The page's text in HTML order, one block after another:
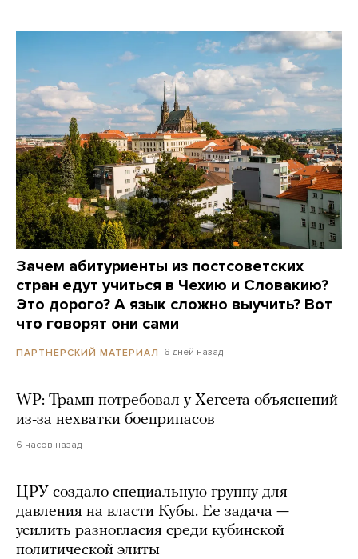
Зачем абитуриенты из постсоветских
стран едут учиться в Чехию и Словакию?
Это дорого? А язык сложно выучить? Вот
что говорят они сами
ПАРТНЕРСКИЙ МАТЕРИАЛ 6 дней назад
WP: Трамп потребовал у Хегсета объяснений
из-за нехватки боеприпасов
6 часов назад
ЦРУ создало специальную группу для
давления на власти Кубы. Ее задача —
усилить разногласия среди кубинской
политической элиты